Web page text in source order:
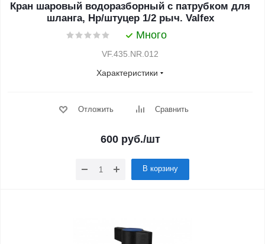
Кран шаровый водоразборный с патрубком для
шланга, Нр/штуцер 1/2 рыч. Valfex
Много
VF.435.NR.012
Характеристики
Отложить Сравнить
600 руб./шт
В корзину